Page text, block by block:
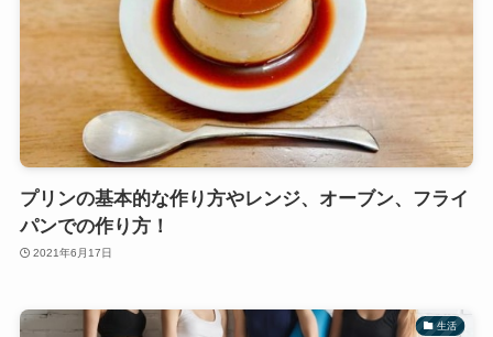
プリンの基本的な作り方やレンジ、オーブン、フライ
パンでの作り方！
2021年6月17日
生活